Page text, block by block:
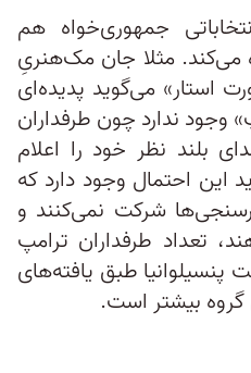
جمهوری‌خواه هم
می‌کند. مثلا جان مک‌هنریِ
استار» می‌گوید پدیده‌ای
وجود ندارد چون طرفداران
بلند نظر خود را اعلام
این احتمال وجود دارد که
شرکت نمی‌کنند و
تعداد طرفداران ترامپ
پنسیلوانیا طبق یافته‌های
گروه بیشتر است.